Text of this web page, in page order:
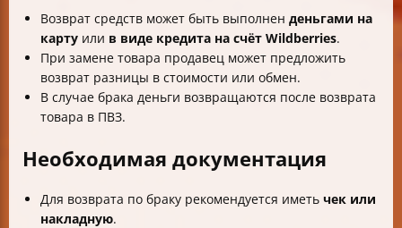
Возврат средств может быть выполнен деньгами на
карту или в виде кредита на счёт Wildberries.
При замене товара продавец может предложить
возврат разницы в стоимости или обмен.
В случае брака деньги возвращаются после возврата
товара в ПВЗ.
Необходимая документация
Для возврата по браку рекомендуется иметь чек или
накладную.